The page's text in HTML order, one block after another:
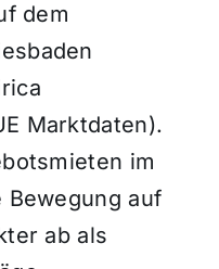
dem
Marktdaten).
im
Bewegung auf
ab als